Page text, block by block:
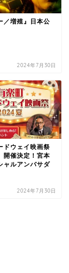
／増殖』日本公
2024年7月30日
ドウェイ映画祭
催決定！宮本
ャルアンバサダ
2024年7月30日